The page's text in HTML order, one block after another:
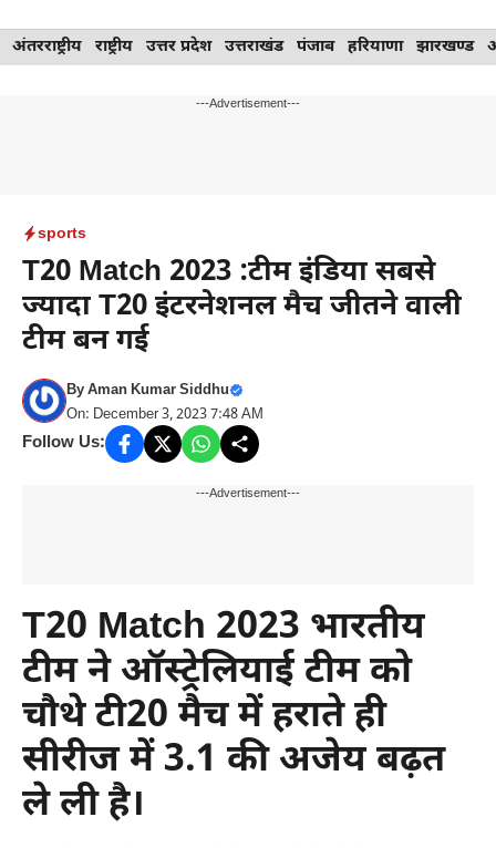
Skip
to
अंतरराष्ट्रीय राष्ट्रीय उत्तर प्रदेश उत्तराखंड पंजाब हरियाणा झारखण्ड
---Advertisement---
sports
T20 Match 2023 :टीम इंडिया सबसे
ज्यादा T20 इंटरनेशनल मैच जीतने वाली
टीम बन गई
ByAman Kumar Siddhu
On: December 3, 2023 7:48 AM
Follow Us:
---Advertisement---
T20 Match 2023 भारतीय
टीम ने ऑस्ट्रेलियाई टीम को
चौथे टी20 मैच में हराते ही
सीरीज में 3.1 की अजेय बढ़त
ले ली है।